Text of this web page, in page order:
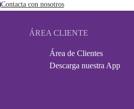
Contacta con nosotros
ÁREA CLIENTE
Área de Clientes
Descarga nuestra App